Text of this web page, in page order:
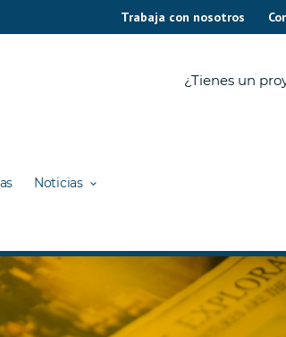
Trabaja con nosotros
¿Tienes un
Noticias